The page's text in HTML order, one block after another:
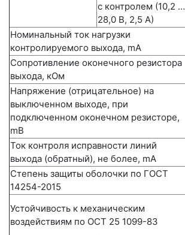
с контролем (10,2 …
28,0 В, 2,5 А)
Номинальный ток нагрузки
контролируемого выхода, mА
Сопротивление оконечного резистора
выхода, кОм
Напряжение (отрицательное) на
выключенном выходе, при
подключенном оконечном резисторе,
mВ
Ток контроля исправности линий
выхода (обратный), не более, mА
Степень защиты оболочки по ГОСТ
14254-2015
Устойчивость к механическим
воздействиям по ОСТ 25 1099-83